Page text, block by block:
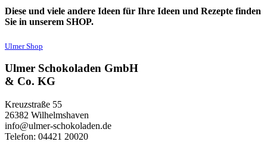
Diese und viele andere Ideen für Ihre Ideen und Rezepte finden
Sie in unserem SHOP.
Ulmer Shop
Ulmer Schokoladen GmbH
& Co. KG
Kreuzstraße 55
26382 Wilhelmshaven
info@ulmer-schokoladen.de
Telefon: 04421 20020